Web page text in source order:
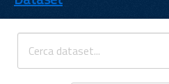
TEMI
INFORMAZIONI